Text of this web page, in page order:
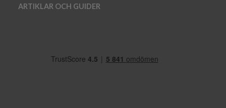
ARTIKLAR OCH GUIDER